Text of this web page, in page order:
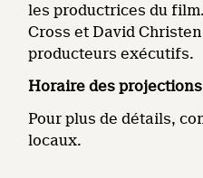
les productrices du
Cross et David
producteurs exécutifs.
Horaire des
Pour plus de détails,
locaux.